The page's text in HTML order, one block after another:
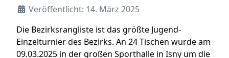
Veröffentlicht: 14. März 2025
Die Bezirksrangliste ist das größte Jugend-
Einzelturnier des Bezirks. An 24 Tischen wurde am
09.03.2025 in der großen Sporthalle in Isny um die